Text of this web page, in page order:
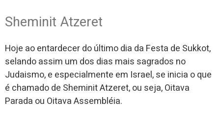
Sheminit Atzeret
Hoje ao entardecer do último dia da Festa de Sukkot,
selando assim um dos dias mais sagrados no
Judaismo, e especialmente em Israel, se inicia o que
é chamado de Sheminit Atzeret, ou seja, Oitava
Parada ou Oitava Assembléia.